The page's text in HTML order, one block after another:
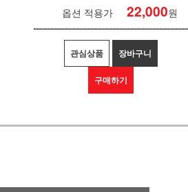
옵션 적용가 22,000원
관심상품 장바구니
구매하기